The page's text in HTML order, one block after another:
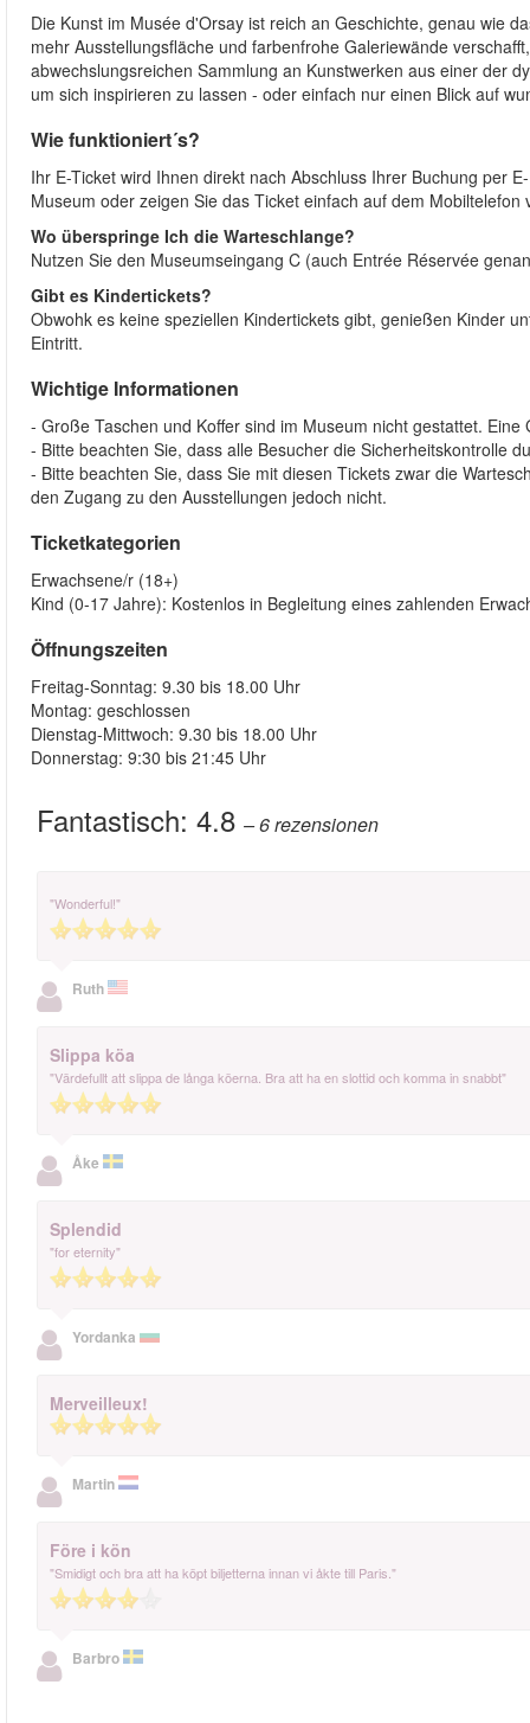
Die Kunst im Musée d'Orsay ist reich an Geschichte, genau wie
mehr Ausstellungsfläche und farbenfrohe Galeriewände
abwechslungsreichen Sammlung an Kunstwerken aus einer der
um sich inspirieren zu lassen - oder einfach nur einen Blick auf
Wie funktioniert´s?
Ihr E-Ticket wird Ihnen direkt nach Abschluss Ihrer Buchung per
Museum oder zeigen Sie das Ticket einfach auf dem Mobiltelefon
Wo überspringe Ich die Warteschlange?
Nutzen Sie den Museumseingang C (auch Entrée Réservée
Gibt es Kindertickets?
Obwohk es keine speziellen Kindertickets gibt, genießen Kinder
Eintritt.
Wichtige Informationen
- Große Taschen und Koffer sind im Museum nicht gestattet.
- Bitte beachten Sie, dass alle Besucher die Sicherheitskontrolle
- Bitte beachten Sie, dass Sie mit diesen Tickets zwar die
den Zugang zu den Ausstellungen jedoch nicht.
Ticketkategorien
Erwachsene/r (18+)
Kind (0-17 Jahre): Kostenlos in Begleitung eines zahlenden
Öffnungszeiten
Freitag-Sonntag: 9.30 bis 18.00 Uhr
Montag: geschlossen
Dienstag-Mittwoch: 9.30 bis 18.00 Uhr
Donnerstag: 9:30 bis 21:45 Uhr
Fantastisch: 4.8 – 6rezensionen
"Wonderful!"
Ruth
Slippa köa
"Värdefullt att slippa de långa köerna. Bra att ha en slottid och komma in snabbt"
Åke
Splendid
"for eternity"
Yordanka
Merveilleux!
Martin
Före i kön
"Smidigt och bra att ha köpt biljetterna innan vi åkte till Paris."
Barbro